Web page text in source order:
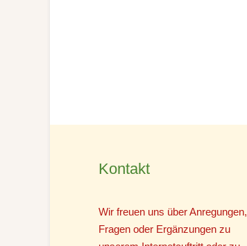
Kontakt
Wir freuen uns über Anregungen,
Fragen oder Ergänzungen zu